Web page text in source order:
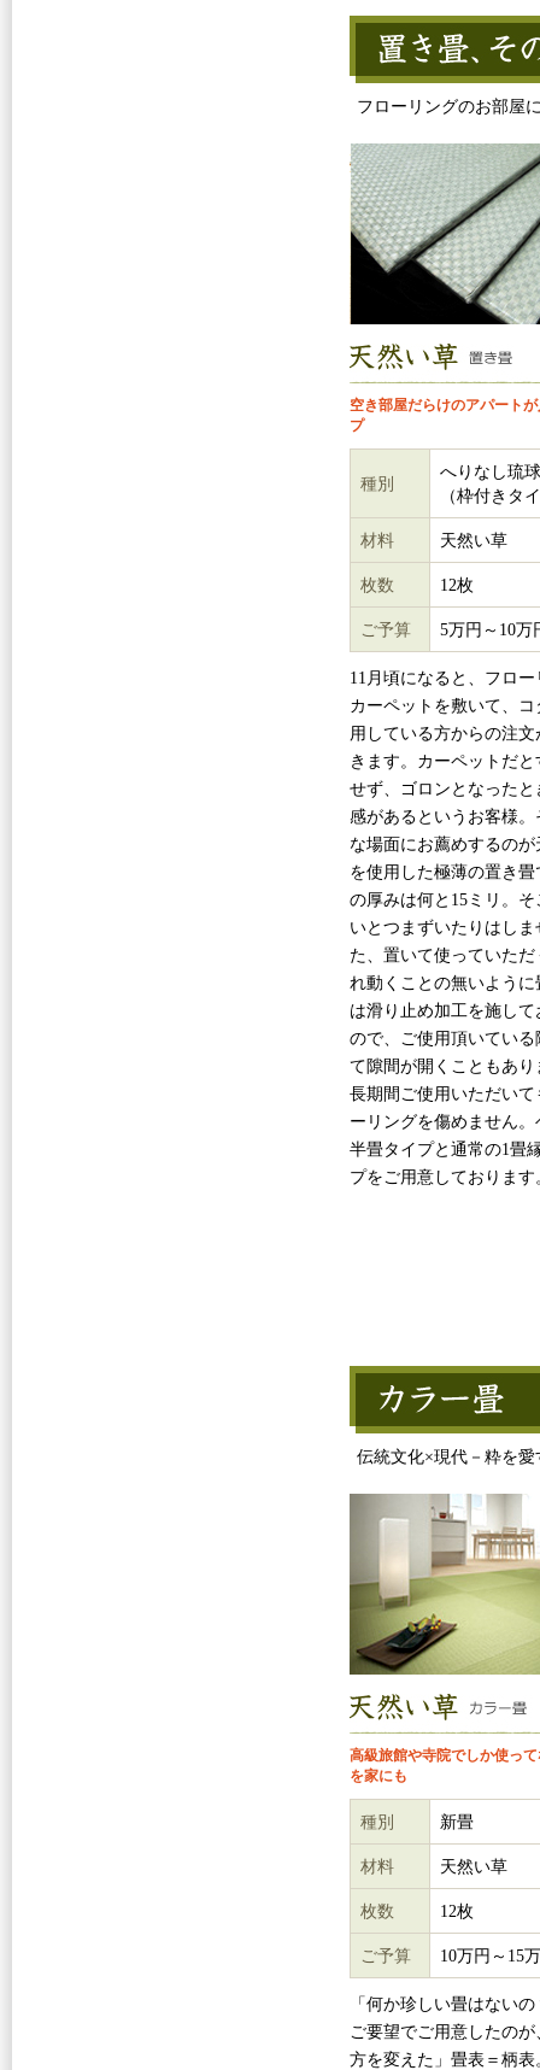
フローリングのお部屋
空き部屋だらけのアパート
プ
種別
へりなし琉
（枠付きタ
材料 天然い草
枚数 12枚
ご予算 5万円～10万
11月頃になると、フロ
カーペットを敷いて、コ
用している方からの注
きます。カーペットだ
せず、ゴロンとなったと
感があるというお客様。
な場面にお薦めするのが
を使用した極薄の置き畳
の厚みは何と15ミリ。
いとつまずいたりはしま
た、置いて使っていただ
れ動くことの無いように
は滑り止め加工を施して
ので、ご使用頂いている
て隙間が開くこともあり
長期間ご使用いただいて
ーリングを傷めません。
半畳タイプと通常の1畳
プをご用意しております
伝統文化×現代－粋を
高級旅館や寺院でしか使っ
を家にも
種別 新畳
材料 天然い草
枚数 12枚
ご予算 10万円～15
「何か珍しい畳はない
ご要望でご用意したの
方を変えた」畳表＝柄表